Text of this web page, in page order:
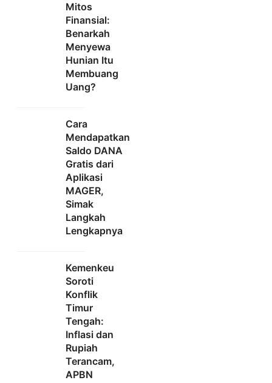
Mitos
Finansial:
Benarkah
Menyewa
Hunian Itu
Membuang
Uang?
Cara
Mendapatkan
Saldo DANA
Gratis dari
Aplikasi
MAGER,
Simak
Langkah
Lengkapnya
Kemenkeu
Soroti
Konflik
Timur
Tengah:
Inflasi dan
Rupiah
Terancam,
APBN